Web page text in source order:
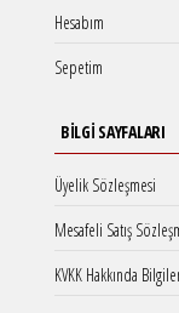
Hesabım
Sepetim
BILGI SAYFALARI
Üyelik Sözleşmesi
Mesafeli Satış
KVKK Hakkında